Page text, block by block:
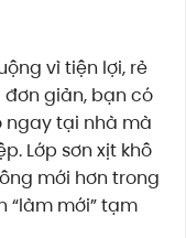
vì tiện lợi, rẻ
giản, bạn có
ngay tại nhà mà
Lớp sơn xịt khô
mới hơn trong
“làm mới” tạm